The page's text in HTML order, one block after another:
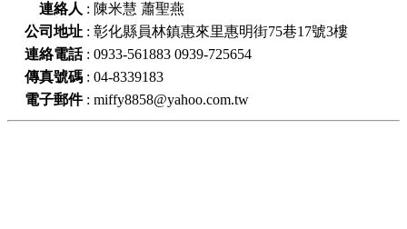
連絡人 : 陳米慧 蕭聖燕
公司地址 : 彰化縣員林鎮惠來里惠明街75巷17號3樓
連絡電話: 0933-561883 0939-725654
傳真號碼 : 04-8339183
電子郵件: miffy8858@yahoo.com.tw